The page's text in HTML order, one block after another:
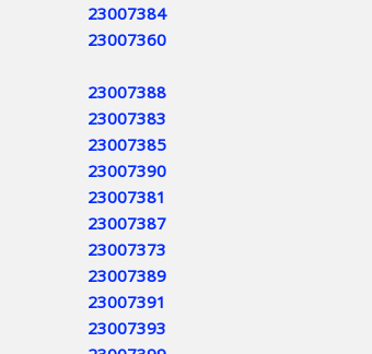
23007384
23007360
23007388
23007383
23007385
23007390
23007381
23007387
23007373
23007389
23007391
23007393